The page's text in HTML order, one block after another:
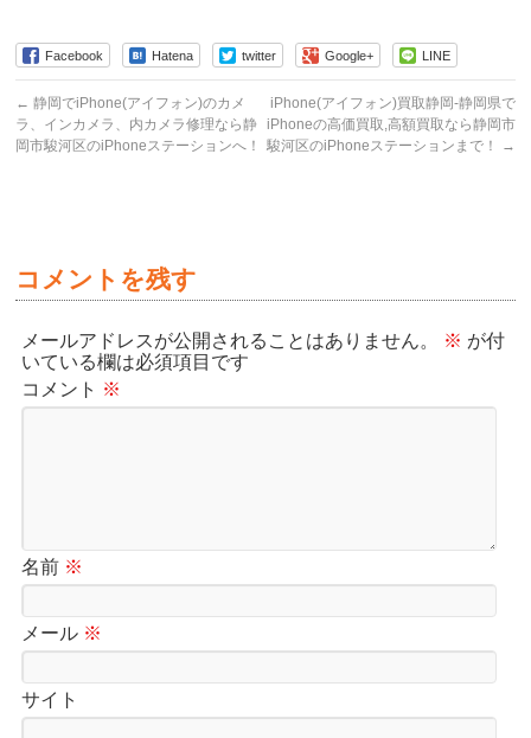
Facebook Hatena twitter Google+ LINE
← 静岡でiPhone(アイフォン)のカメ
ラ、インカメラ、内カメラ修理なら静
岡市駿河区のiPhoneステーションへ！
iPhone(アイフォン)買取静岡-静岡県で
iPhoneの高価買取,高額買取なら静岡市
駿河区のiPhoneステーションまで！
→
コメントを残す
メールアドレスが公開されることはありません。 ※ が付
いている欄は必須項目です
コメント ※
名前 ※
メール ※
サイト